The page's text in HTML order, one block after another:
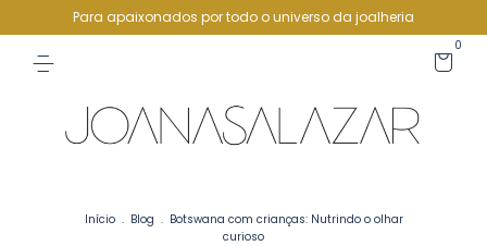
Para apaixonados por todo o universo da joalheria
0
Início . Blog . Botswana com crianças: Nutrindo o olhar
curioso